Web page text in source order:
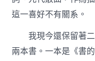
這一喜好不有關系。
我現今還保留著
兩本書。一本是《書